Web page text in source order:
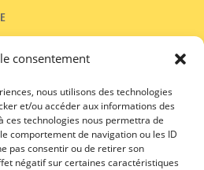
consentement
nous utilisons des technologies
et/ou accéder aux informations des
ces technologies nous permettra de
comportement de navigation ou les ID
pas consentir ou de retirer son
négatif sur certaines caractéristiques